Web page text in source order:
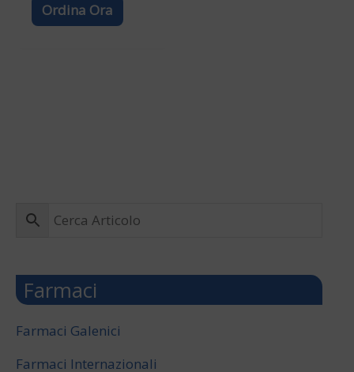
Farmaci
Farmaci Galenici
Farmaci Internazionali
Ordina Ora